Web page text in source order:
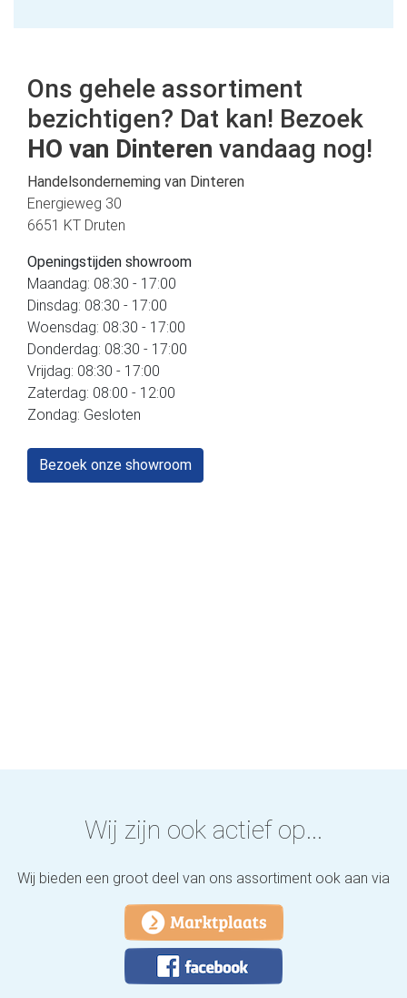
Ons gehele assortiment
bezichtigen? Dat kan! Bezoek
HO van Dinteren vandaag nog!
Handelsonderneming van Dinteren
Energieweg 30
6651 KT Druten
Openingstijden showroom
Maandag: 08:30 - 17:00
Dinsdag: 08:30 - 17:00
Woensdag: 08:30 - 17:00
Donderdag: 08:30 - 17:00
Vrijdag: 08:30 - 17:00
Zaterdag: 08:00 - 12:00
Zondag: Gesloten
Bezoek onze showroom
Wij zijn ook actief op...
Wij bieden een groot deel van ons assortiment ook aan via